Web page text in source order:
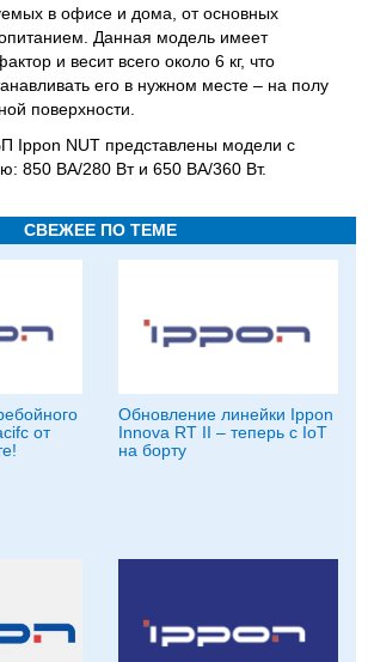
в офисе и дома, от основных
Данная модель имеет
и весит всего около 6 кг, что
его в нужном месте – на полу
поверхности.
Ippon NUT представлены модели с
850 ВА/280 Вт и 650 ВА/360 Вт.
СВЕЖЕЕ ПО ТЕМЕ
от
Обновление линейки Ippon
Innova RT II – теперь с IoT
на борту